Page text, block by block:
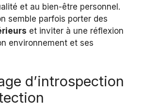
et au bien-être personnel.
semble parfois porter des
et inviter à une réflexion
environnement et ses
d’introspection